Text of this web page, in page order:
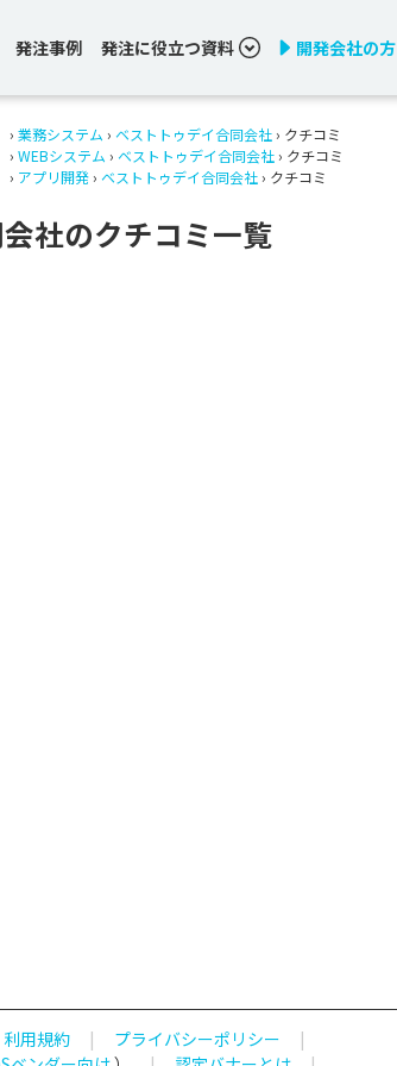
発注事例 発注に役立つ資料 開発会社の方
› 業務システム › ベストトゥデイ合同会社 › クチコミ
› WEBシステム › ベストトゥデイ合同会社 › クチコミ
› アプリ開発 › ベストトゥデイ合同会社 › クチコミ
社のクチコミ一覧
利用規約 | プライバシーポリシー
|